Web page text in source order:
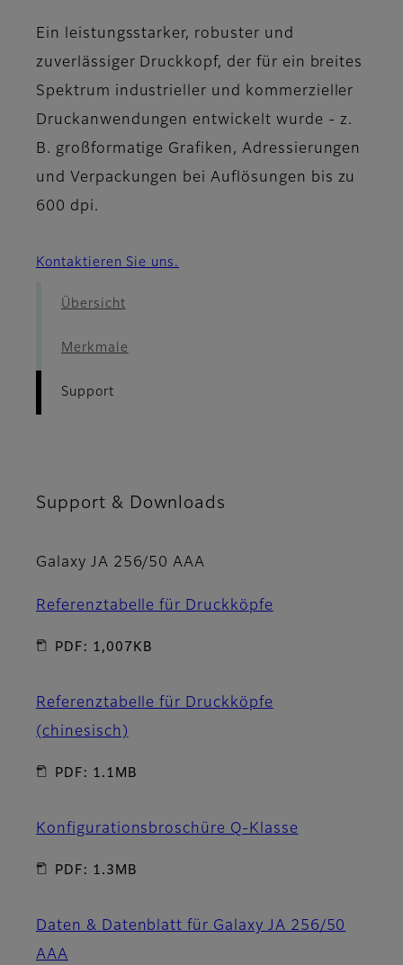
Ein leistungsstarker, robuster und
zuverlässiger Druckkopf, der für ein breites
Spektrum industrieller und kommerzieller
Druckanwendungen entwickelt wurde - z.
B. großformatige Grafiken, Adressierungen
und Verpackungen bei Auflösungen bis zu
600 dpi.
Kontaktieren Sie uns.
Übersicht
Merkmale
Support
Support & Downloads
Galaxy JA 256/50 AAA
Referenztabelle für Druckköpfe
PDF: 1,007KB
Referenztabelle für Druckköpfe
(chinesisch)
PDF: 1.1MB
Konfigurationsbroschüre Q-Klasse
PDF: 1.3MB
Daten & Datenblatt für Galaxy JA 256/50
AAA